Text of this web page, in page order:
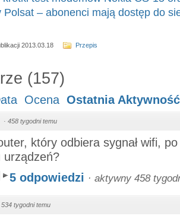
Polsat – abonenci mają dostęp do
2013.03.18 Przepis
(157)
Ocena Ostatnia Aktywność
· 458 tygodni temu
który odbiera sygnał wifi, po
urządzeń?
5 odpowiedzi · aktywny 458
534 tygodni temu